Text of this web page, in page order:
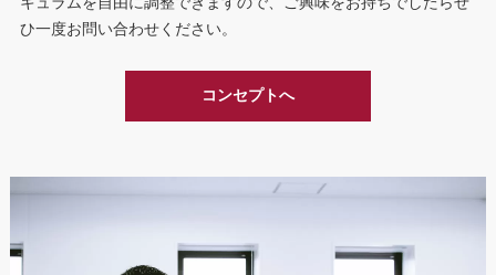
ひ一度お問い合わせください。
コンセプトへ